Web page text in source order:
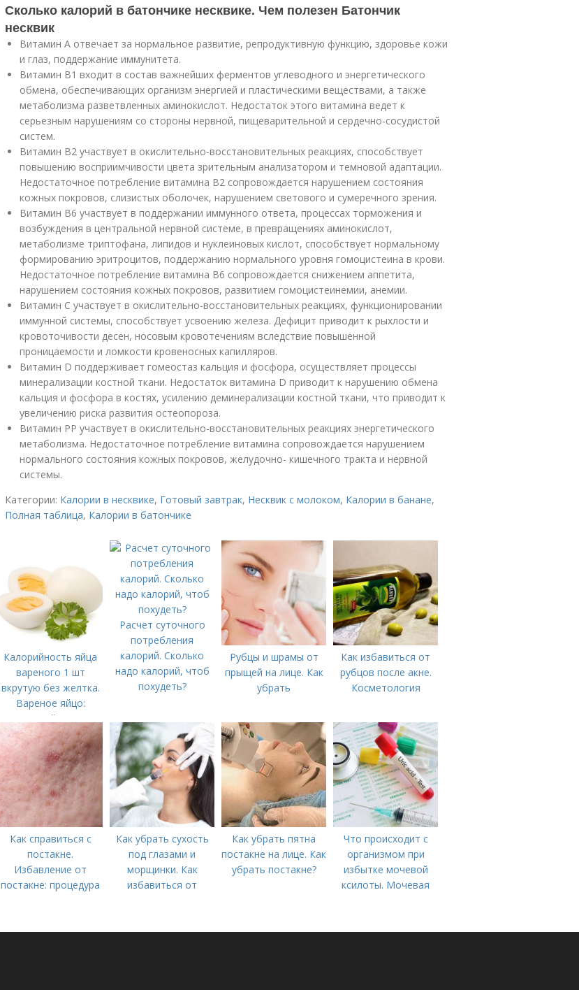
Сколько калорий в батончике несквике. Чем полезен Батончик
несквик
Витамин А отвечает за нормальное развитие, репродуктивную функцию, здоровье кожи
и глаз, поддержание иммунитета.
Витамин В1 входит в состав важнейших ферментов углеводного и энергетического
обмена, обеспечивающих организм энергией и пластическими веществами, а также
метаболизма разветвленных аминокислот. Недостаток этого витамина ведет к
серьезным нарушениям со стороны нервной, пищеварительной и сердечно-сосудистой
систем.
Витамин В2 участвует в окислительно-восстановительных реакциях, способствует
повышению восприимчивости цвета зрительным анализатором и темновой адаптации.
Недостаточное потребление витамина В2 сопровождается нарушением состояния
кожных покровов, слизистых оболочек, нарушением светового и сумеречного зрения.
Витамин В6 участвует в поддержании иммунного ответа, процессах торможения и
возбуждения в центральной нервной системе, в превращениях аминокислот,
метаболизме триптофана, липидов и нуклеиновых кислот, способствует нормальному
формированию эритроцитов, поддержанию нормального уровня гомоцистеина в крови.
Недостаточное потребление витамина В6 сопровождается снижением аппетита,
нарушением состояния кожных покровов, развитием гомоцистеинемии, анемии.
Витамин С участвует в окислительно-восстановительных реакциях, функционировании
иммунной системы, способствует усвоению железа. Дефицит приводит к рыхлости и
кровоточивости десен, носовым кровотечениям вследствие повышенной
проницаемости и ломкости кровеносных капилляров.
Витамин D поддерживает гомеостаз кальция и фосфора, осуществляет процессы
минерализации костной ткани. Недостаток витамина D приводит к нарушению обмена
кальция и фосфора в костях, усилению деминерализации костной ткани, что приводит к
увеличению риска развития остеопороза.
Витамин РР участвует в окислительно-восстановительных реакциях энергетического
метаболизма. Недостаточное потребление витамина сопровождается нарушением
нормального состояния кожных покровов, желудочно- кишечного тракта и нервной
системы.
Категории: Калории в несквике, Готовый завтрак, Несквик с молоком, Калории в банане,
Полная таблица, Калории в батончике
Калорийность яйца
вареного 1 шт
вкрутую без желтка.
Вареное яйцо:
калорийность
Расчет суточного
потребления
калорий. Сколько
надо калорий, чтоб
похудеть?
Рубцы и шрамы от
прыщей на лице. Как
убрать
Как избавиться от
рубцов после акне.
Косметология
Как справиться с
постакне.
Избавление от
постакне: процедура
Как убрать сухость
под глазами и
морщинки. Как
избавиться от
процедуры
Как убрать пятна
постакне на лице. Как
убрать постакне?
Что происходит с
организмом при
избытке мочевой
ксилоты. Мочевая